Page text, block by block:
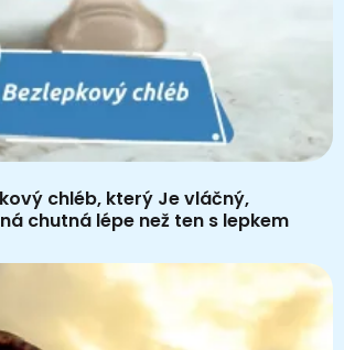
chléb, který Je vláčný,
chutná lépe než ten s lepkem